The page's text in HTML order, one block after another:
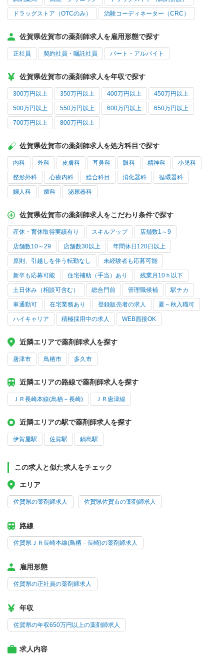
ドラッグストア（OTCのみ） 治験コーディネーター（CRC）
佐賀県佐賀市の薬剤師求人を雇用形態で探す
正社員 契約社員・嘱託社員 パート・アルバイト
佐賀県佐賀市の薬剤師求人を年収で探す
300万円以上 350万円以上 400万円以上 450万円以上
500万円以上 550万円以上 600万円以上 650万円以上
700万円以上 800万円以上
佐賀県佐賀市の薬剤師求人を処方科目で探す
内科 外科 皮膚科 耳鼻科 眼科 精神科 小児科
整形外科 心療内科 総合科目 消化器科 循環器科
婦人科 歯科 泌尿器科
佐賀県佐賀市の薬剤師求人をこだわり条件で探す
産休・育休取得実績有り スキルアップ 店舗数1～9
店舗数10～29 店舗数30以上 年間休日120日以上
原則、引越しを伴う転勤なし 未経験者も応募可能
新卒も応募可能 住宅補助（手当）あり 残業月10ｈ以下
土日休み（相談可含む） 総合門前 管理職候補 駅チカ
車通勤可 在宅業務あり 登録販売者の求人 夏～秋入職可
ハイキャリア 積極採用中の求人 WEB面接OK
近隣エリアで薬剤師求人を探す
唐津市 鳥栖市 多久市
近隣エリアの路線で薬剤師求人を探す
ＪＲ長崎本線(鳥栖－長崎) ＪＲ唐津線
近隣エリアの駅で薬剤師求人を探す
伊賀屋駅 佐賀駅 鍋島駅
この求人と似た求人をチェック
エリア
佐賀県の薬剤師求人 佐賀県佐賀市の薬剤師求人
路線
佐賀県ＪＲ長崎本線(鳥栖－長崎)の薬剤師求人
雇用形態
佐賀県の正社員の薬剤師求人
年収
佐賀県の年収650万円以上の薬剤師求人
求人内容